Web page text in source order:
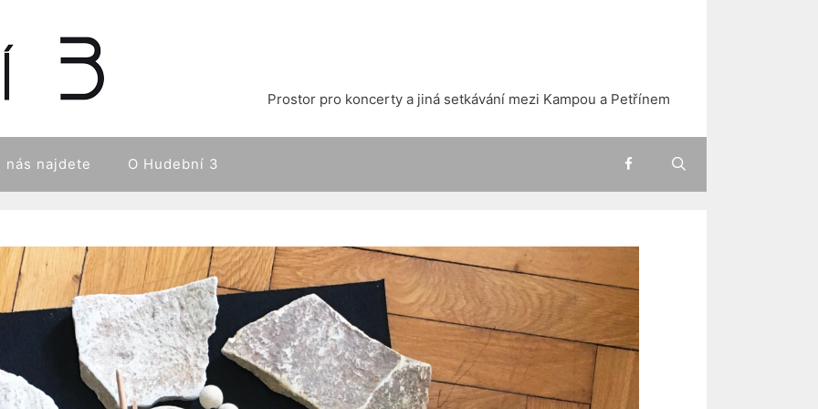
Prostor pro koncerty a jiná setkávání mezi Kampou a Petřínem
nás najdete O Hudební 3